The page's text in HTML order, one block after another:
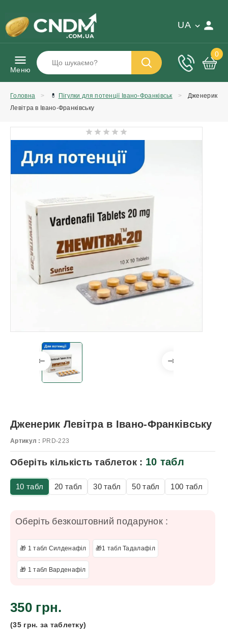
UA
Меню
0
Головна 💊 Пігулки для потенції Івано-Франківськ
Дженерик
Левітра в Івано-Франківську
Дженерик Левітра в Івано-Франківську
Артикул : PRD-223
Оберіть кількість таблеток : 10 табл
10 табл 20 табл 30 табл 50 табл 100 табл
Оберіть безкоштовний подарунок :
🎁 1 табл Силденафіл 🎁1 табл Тадалафіл
🎁 1 табл Варденафіл
350 грн.
(35 грн. за таблетку)